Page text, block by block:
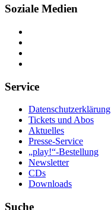
Soziale Medien
Service
Datenschutzerklärung
Tickets und Abos
Aktuelles
Presse-Service
„play!“-Bestellung
Newsletter
CDs
Downloads
Suche